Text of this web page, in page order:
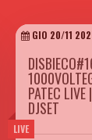
LIVE
GIO 20/11
PATEC LIVE
DJSET